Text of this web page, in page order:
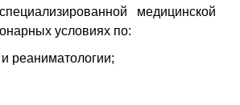
медицинской
условиях по:
реаниматологии;